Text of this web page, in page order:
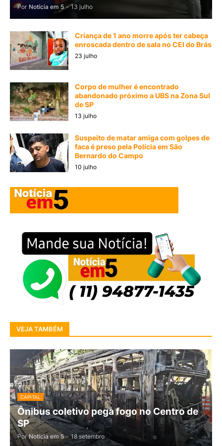
Por Notícia em 5 - 13 julho
Criança de 1 ano morre após ter cabeça
enroscada dentro de sala no CEI do Brás
23 julho
Corpo de mulher é encontrado
abandonado próximo a UBS na Zona Sul
de SP
13 julho
Suspeito de matar amiga com golpes de
faca é preso pela Polícia em São
Bernardo do Campo
10 julho
VEJA TAMBÉM
CAPITAL
Ônibus coletivo pega fogo no Centro de
SP
Por Notícia em 5 - 18 setembro